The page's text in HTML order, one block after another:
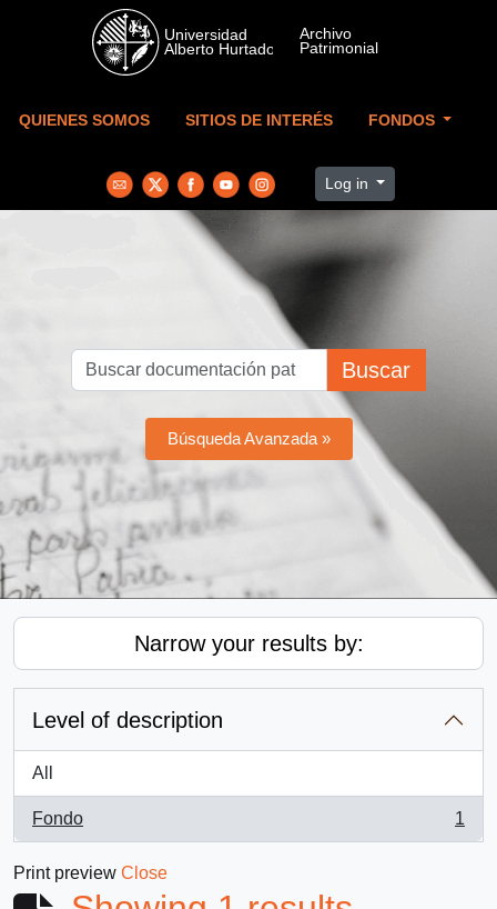
Skip to main content
QUIENES SOMOS SITIOS DE INTERÉS FONDOS
Log in
Buscar
Búsqueda Avanzada »
Narrow your results by:
Level of description
All
Fondo
, 1 results
1
Print preview Close